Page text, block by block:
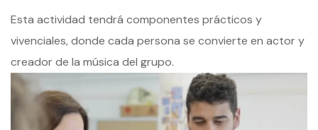
Esta actividad tendrá componentes prácticos y
vivenciales, donde cada persona se convierte en actor y
creador de la música del grupo.